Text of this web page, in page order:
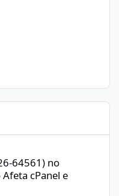
Como Afeta cPanel
64561) no
cPanel e